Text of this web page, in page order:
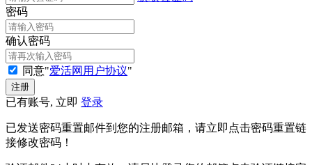
密码
确认密码
同意"爱活网用户协议"
已有账号, 立即 登录
已发送密码重置邮件到您的注册邮箱，请立即点击密码重置链
接修改密码！